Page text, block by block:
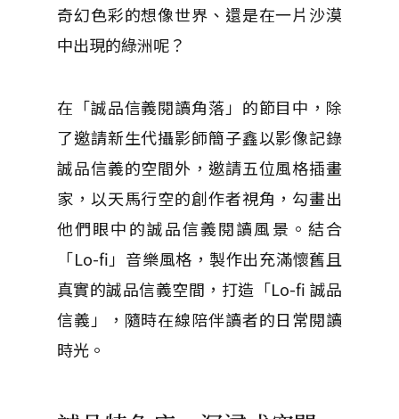
奇幻色彩的想像世界、還是在一片沙漠
中出現的綠洲呢？
在「誠品信義閱讀角落」的節目中，除
了邀請新生代攝影師簡子鑫以影像記錄
誠品信義的空間外，邀請五位風格插畫
家，以天馬行空的創作者視角，勾畫出
他們眼中的誠品信義閱讀風景。結合
「Lo-fi」音樂風格，製作出充滿懷舊且
真實的誠品信義空間，打造「Lo-fi 誠品
信義」，隨時在線陪伴讀者的日常閱讀
時光。